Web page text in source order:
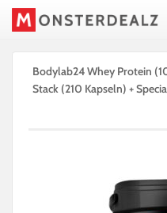
Bodylab24 Whey Protein
Stack (210 Kapseln) +